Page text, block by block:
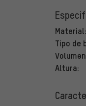
Material:
Tipo de
Altura: